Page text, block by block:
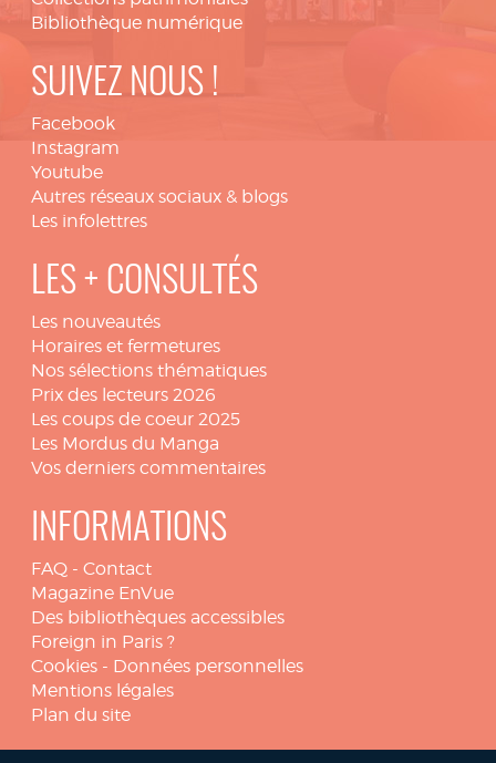
Bibliothèque numérique
SUIVEZ NOUS !
Facebook
Instagram
Youtube
Autres réseaux sociaux & blogs
Les infolettres
LES + CONSULTÉS
Les nouveautés
Horaires et fermetures
Nos sélections thématiques
Prix des lecteurs 2026
Les coups de coeur 2025
Les Mordus du Manga
Vos derniers commentaires
INFORMATIONS
FAQ - Contact
Magazine EnVue
Des bibliothèques accessibles
Foreign in Paris ?
Cookies - Données personnelles
Mentions légales
Plan du site